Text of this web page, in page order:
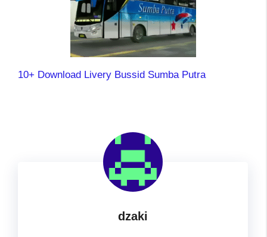
10+ Download Livery Bussid Sumba Putra
dzaki